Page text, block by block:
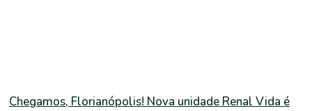
Chegamos, Florianópolis! Nova unidade Renal Vida é